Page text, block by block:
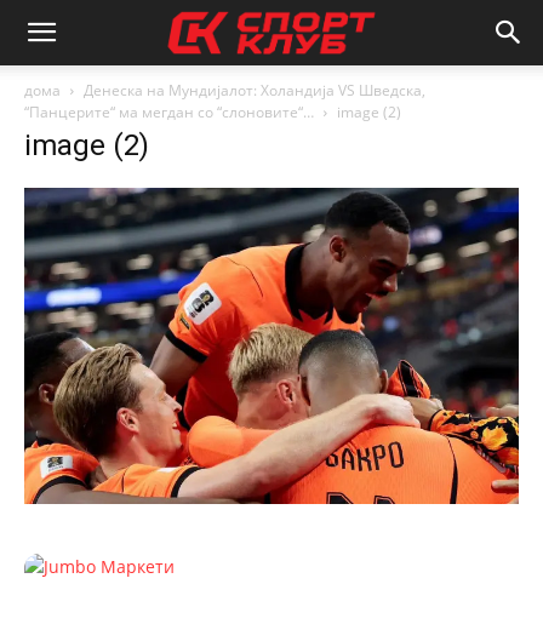
дома
Денеска на Мундијалот: Холандија VS Шведска,
“Панцерите“ ма мегдан со “слоновите“…
image (2)
image (2)